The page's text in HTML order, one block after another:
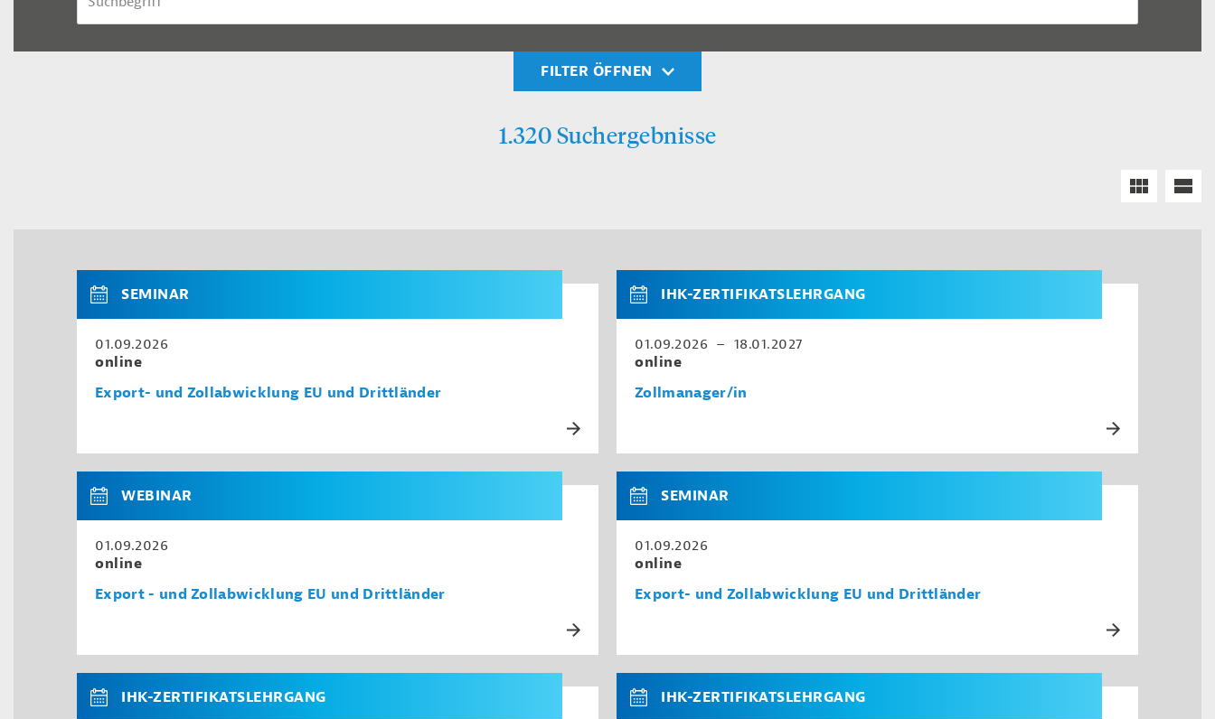
FILTER ÖFFNEN
1.320 Suchergebnisse
SEMINAR
01.09.2026
online
Export- und Zollabwicklung EU und Drittländer
IHK-ZERTIFIKATSLEHRGANG
01.09.2026 – 18.01.2027
online
Zollmanager/in
WEBINAR
01.09.2026
online
Export - und Zollabwicklung EU und Drittländer
SEMINAR
01.09.2026
online
Export- und Zollabwicklung EU und Drittländer
IHK-ZERTIFIKATSLEHRGANG IHK-ZERTIFIKATSLEHRGANG